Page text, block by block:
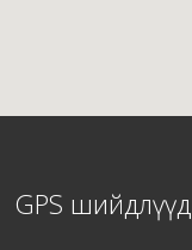
GPS шийдлүүд